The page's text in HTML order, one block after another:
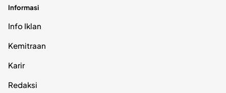
Informasi
Info Iklan
Kemitraan
Karir
Redaksi